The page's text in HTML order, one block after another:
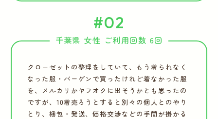
#02
千葉県 女性 ご利用回数 6回
クローゼットの整理をしていて、もう着られなく
なった服・バーゲンで買ったけれど着なかった服
を、メルカリかヤフオクに出そうかとも思ったの
ですが、10着売ろうとすると別々の個人とのやり
とり、梱包・発送、価格交渉などの手間が掛かる